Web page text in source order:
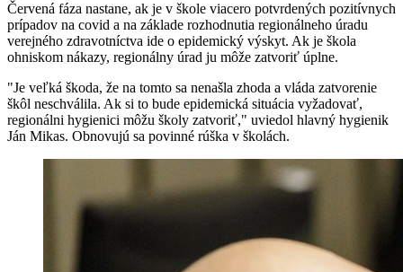
Červená fáza nastane, ak je v škole viacero potvrdených pozitívnych
prípadov na covid a na základe rozhodnutia regionálneho úradu
verejného zdravotníctva ide o epidemický výskyt. Ak je škola
ohniskom nákazy, regionálny úrad ju môže zatvoriť úplne.
"Je veľká škoda, že na tomto sa nenašla zhoda a vláda zatvorenie
škôl neschválila. Ak si to bude epidemická situácia vyžadovať,
regionálni hygienici môžu školy zatvoriť," uviedol hlavný hygienik
Ján Mikas. Obnovujú sa povinné rúška v školách.